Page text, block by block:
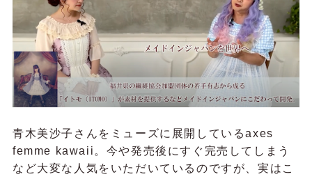
青木美沙子さんをミューズに展開しているaxes
femme kawaii。今や発売後にすぐ完売してしまう
など大変な人気をいただいているのですが、実はこ